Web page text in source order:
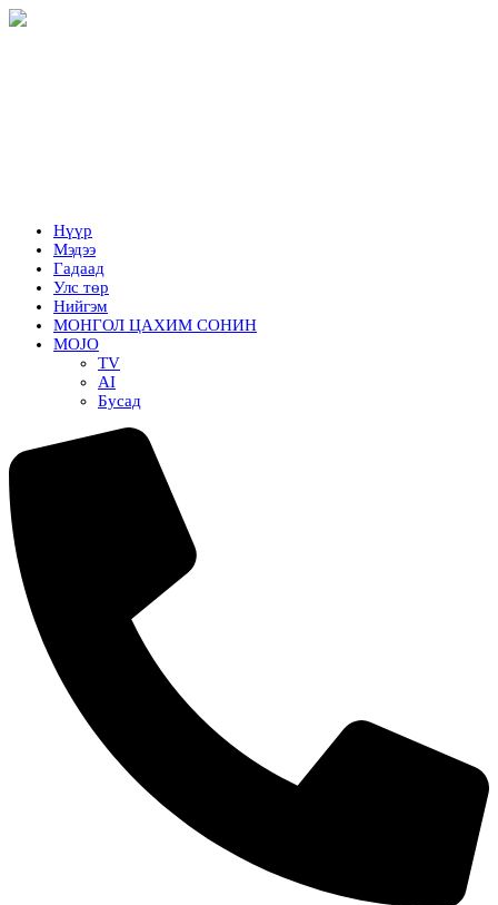
Нүүр
Мэдээ
Гадаад
Улс төр
Нийгэм
МОНГОЛ ЦАХИМ СОНИН
MOJO
TV
AI
Бусад